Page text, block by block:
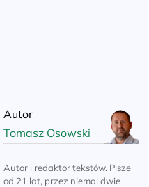
Autor
Tomasz Osowski
Autor i redaktor tekstów. Pisze
od 21 lat, przez niemal dwie